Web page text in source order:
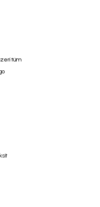
tüm